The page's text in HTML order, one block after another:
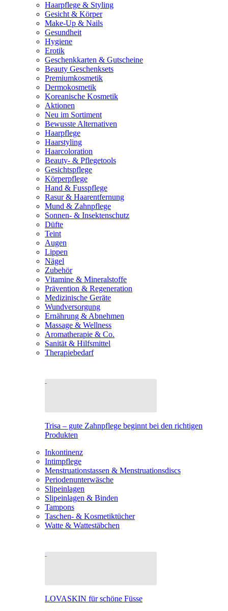
Haarpflege & Styling
Gesicht & Körper
Make-Up & Nails
Gesundheit
Hygiene
Erotik
Geschenkkarten & Gutscheine
Beauty Geschenksets
Premiumkosmetik
Dermokosmetik
Koreanische Kosmetik
Aktionen
Neu im Sortiment
Bewusste Alternativen
Haarpflege
Haarstyling
Haarcoloration
Beauty- & Pflegetools
Gesichtspflege
Körperpflege
Hand & Fusspflege
Rasur & Haarentfernung
Mund & Zahnpflege
Sonnen- & Insektenschutz
Düfte
Teint
Augen
Lippen
Nägel
Zubehör
Vitamine & Mineralstoffe
Prävention & Regeneration
Medizinische Geräte
Wundversorgung
Ernährung & Abnehmen
Massage & Wellness
Aromatherapie & Co.
Sanität & Hilfsmittel
Therapiebedarf
Trisa – gute Zahnpflege beginnt bei den richtigen
Produkten
Inkontinenz
Intimpflege
Menstruationstassen & Menstruationsdiscs
Periodenunterwäsche
Slipeinlagen
Slipeinlagen & Binden
Tampons
Taschen- & Kosmetiktücher
Watte & Wattestäbchen
LOVASKIN für schöne Füsse